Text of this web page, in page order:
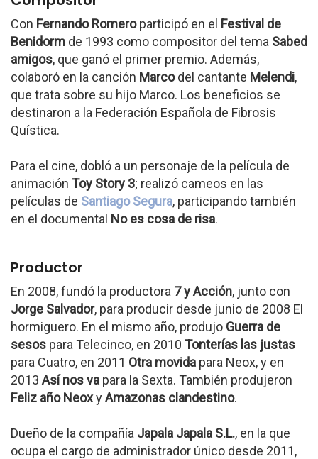
Con Fernando Romeroparticipó en el Festival de
Benidorm de 1993 como compositor del tema Sabed
amigos, que ganó el primer premio. Además,
colaboró en la canción Marcodel cantante Melendi,
que trata sobre su hijo Marco. Los beneficios se
destinaron a la Federación Española de Fibrosis
Quística.
Para el cine, dobló a un personaje de la película de
animación Toy Story 3; realizó cameos en las
películas de Santiago Segura, participando también
en el documental No es cosa de risa.
Productor
En 2008, fundó la productora 7 y Acción, junto con
Jorge Salvador, para producir desde junio de 2008 El
hormiguero. En el mismo año, produjo Guerra de
sesos para Telecinco, en 2010 Tonterías las justas
para Cuatro, en 2011 Otra movida para Neox, y en
2013 Así nos va para la Sexta. También produjeron
Feliz año NeoxyAmazonas clandestino.
Dueño de la compañía Japala Japala S.L., en la que
ocupa el cargo de administrador único desde 2011,